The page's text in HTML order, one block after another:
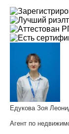
Едукова Зоя
Агент по